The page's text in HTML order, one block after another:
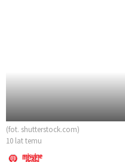
(fot. shutterstock.com)
10 lat temu